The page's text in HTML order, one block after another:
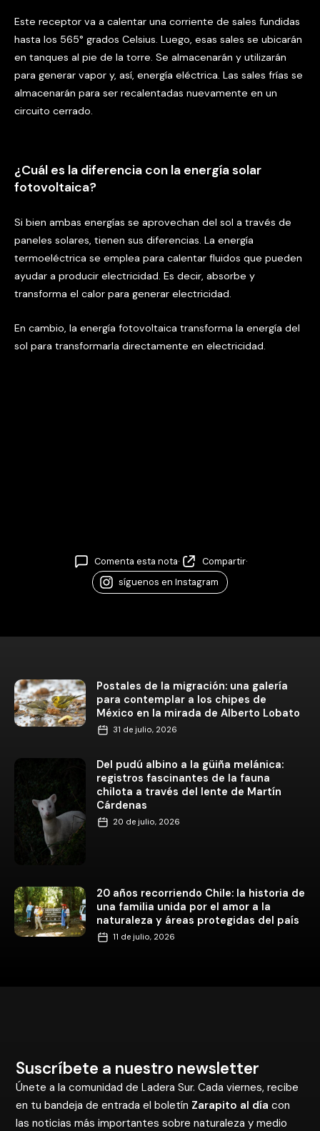
Este receptor va a calentar una corriente de sales fundidas
hasta los 565° grados Celsius. Luego, esas sales se ubicarán
en tanques al pie de la torre. Se almacenarán y utilizarán
para generar vapor y, así, energía eléctrica. Las sales frías se
almacenarán para ser recalentadas nuevamente en un
circuito cerrado.
¿Cuál es la diferencia con la energía solar
fotovoltaica?
Si bien ambas energías se aprovechan del sol a través de
paneles solares, tienen sus diferencias. La energía
termoeléctrica se emplea para calentar fluidos que pueden
ayudar a producir electricidad. Es decir, absorbe y
transforma el calor para generar electricidad.
En cambio, la energía fotovoltaica transforma la energía del
sol para transformarla directamente en electricidad.
Comenta esta nota· Compartir·
síguenos en Instagram
Postales de la migración: una galería
para contemplar a los chipes de
México en la mirada de Alberto Lobato
31 de julio, 2026
Del pudú albino a la güiña melánica:
registros fascinantes de la fauna
chilota a través del lente de Martín
Cárdenas
20 de julio, 2026
20 años recorriendo Chile: la historia de
una familia unida por el amor a la
naturaleza y áreas protegidas del país
11 de julio, 2026
Suscríbete a nuestro newsletter
Únete a la comunidad de Ladera Sur. Cada viernes, recibe
en tu bandeja de entrada el boletín Zarapito al día con
las noticias más importantes sobre naturaleza y medio